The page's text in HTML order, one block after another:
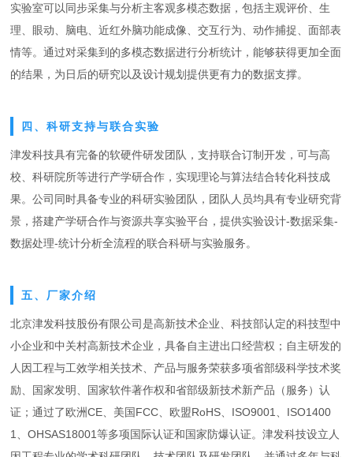
实验室可以同步采集与分析主客观多模态数据，包括主观评价、生
理、眼动、脑电、近红外脑功能成像、交互行为、动作捕捉、面部表
情等。通过对采集到的多模态数据进行分析统计，能够获得更加全面
的结果，为日后的研究以及设计规划提供更有力的数据支撑。
四、科研支持与联合实验
津发科技具有完备的软硬件研发团队，支持联合订制开发，可与高
校、科研院所等进行产学研合作，实现理论与算法结合转化科技成
果。公司同时具备专业的科研实验团队，团队人员均具有专业研究背
景，搭建产学研合作与资源共享实验平台，提供实验设计-数据采集-
数据处理-统计分析全流程的联合科研与实验服务。
五、厂家介绍
北京津发科技股份有限公司是高新技术企业、科技部认定的科技型中
小企业和中关村高新技术企业，具备自主进出口经营权；自主研发的
人因工程与工效学相关技术、产品与服务荣获多项省部级科学技术奖
励、国家发明、国家软件著作权和省部级新技术新产品（服务）认
证；通过了欧洲CE、美国FCC、欧盟RoHS、ISO9001、ISO1400
1、OHSAS18001等多项国际认证和国家防爆认证。津发科技设立人